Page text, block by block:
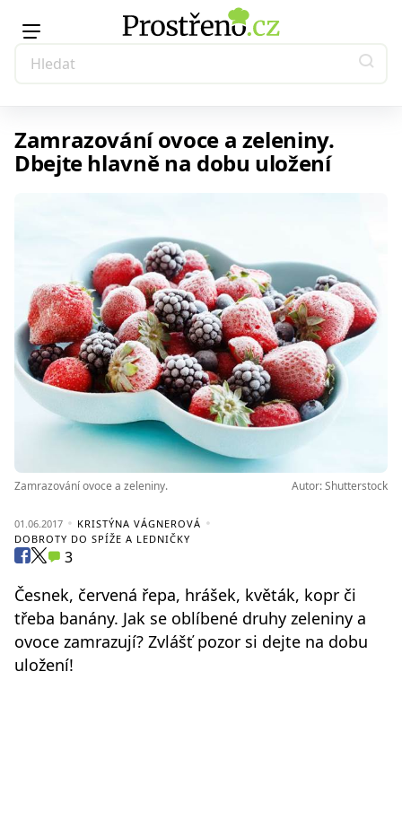
Zamrazování ovoce a zeleniny.
Dbejte hlavně na dobu uložení
Zamrazování ovoce a zeleniny. Autor: Shutterstock
01.06.2017
KRISTÝNA VÁGNEROVÁ
DOBROTY DO SPÍŽE A LEDNIČKY
3
Česnek, červená řepa, hrášek, květák, kopr či
třeba banány. Jak se oblíbené druhy zeleniny a
ovoce zamrazují? Zvlášť pozor si dejte na dobu
uložení!